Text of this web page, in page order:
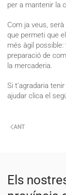
per a mantenir la
Com ja veus,
que permeti que
més àgil
preparació de
la mercaderia.
Si t’agradaria
ajudar clica el
ANT
Els